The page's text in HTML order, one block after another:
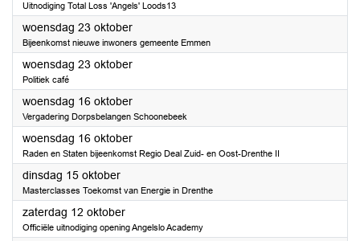
Uitnodiging Total Loss 'Angels' Loods13
woensdag 23 oktober2024
Bijeenkomst nieuwe inwoners gemeente Emmen
woensdag 23 oktober2024
Politiek café
woensdag 16 oktober2024
Vergadering Dorpsbelangen Schoonebeek
woensdag 16 oktober2024
Raden en Staten bijeenkomst Regio Deal Zuid- en Oost-Drenthe II
dinsdag 15 oktober2024
Masterclasses Toekomst van Energie in Drenthe
zaterdag 12 oktober2024
Officiële uitnodiging opening Angelslo Academy